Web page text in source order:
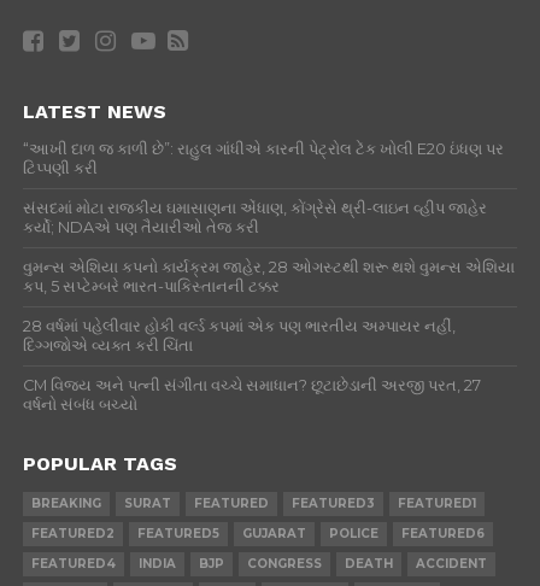
LATEST NEWS
“આખી દાળ જ કાળી છે”: રાહુલ ગાંધીએ કારની પેટ્રોલ ટેંક ખોલી E20 ઇંધણ પર
ટિપ્પણી કરી
સંસદમાં મોટા રાજકીય ઘમાસાણના એંધાણ, કોંગ્રેસે થ્રી-લાઇન વ્હીપ જાહેર
કર્યો; NDAએ પણ તૈયારીઓ તેજ કરી
વુમન્સ એશિયા કપનો કાર્યક્રમ જાહેર, 28 ઓગસ્ટથી શરૂ થશે વુમન્સ એશિયા
કપ, 5 સપ્ટેમ્બરે ભારત-પાકિસ્તાનની ટક્કર
28 વર્ષમાં પહેલીવાર હોકી વર્લ્ડ કપમાં એક પણ ભારતીય અમ્પાયર નહીં,
દિગ્ગજોએ વ્યક્ત કરી ચિંતા
CM વિજય અને પત્ની સંગીતા વચ્ચે સમાધાન? છૂટાછેડાની અરજી પરત, 27
વર્ષનો સંબંધ બચ્યો
POPULAR TAGS
BREAKING SURAT FEATURED FEATURED3
FEATURED1
FEATURED2
FEATURED5 GUJARAT POLICE
FEATURED6
FEATURED4
INDIA BJP CONGRESS DEATH ACCIDENT